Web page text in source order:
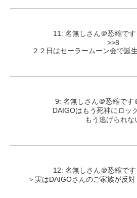
11: 名無しさん＠恐縮で
>>8
２２日はセーラームーン会で誕
9: 名無しさん＠恐縮です
DAIGOはもう死神にロッ
もう逃げられな
12: 名無しさん＠恐縮で
＞実はDAIGOさんのご家族が反